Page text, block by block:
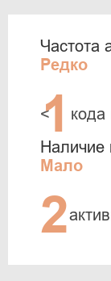
Частота
Редко
<
1 кода
Наличие
Мало
2